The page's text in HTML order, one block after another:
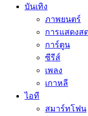
บันเทิง
ภาพยนตร์
การแสดงส
การ์ตูน
ซีรีส์
เพลง
เกาหลี
ไอที
สมาร์ทโฟน